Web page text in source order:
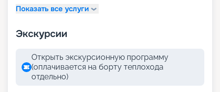
Показать все услуги
Экскурсии
Открыть экскурсионную программу
(оплачивается на борту теплохода
отдельно)